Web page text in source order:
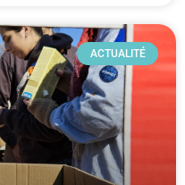
ACTUALITÉ